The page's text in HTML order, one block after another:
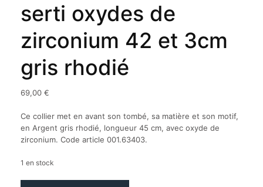
serti oxydes de
zirconium 42 et 3cm
gris rhodié
69,00 €
Ce collier met en avant son tombé, sa matière et son motif,
en Argent gris rhodié, longueur 45 cm, avec oxyde de
zirconium. Code article 001.63403.
1 en stock